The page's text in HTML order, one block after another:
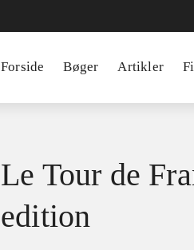
Forside Bøger Artikler
Le Tour de
edition